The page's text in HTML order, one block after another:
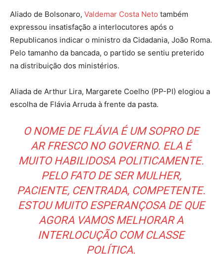
Aliado de Bolsonaro, Valdemar Costa Neto também
expressou insatisfação a interlocutores após o
Republicanos indicar o ministro da Cidadania, João Roma.
Pelo tamanho da bancada, o partido se sentiu preterido
na distribuição dos ministérios.
Aliada de Arthur Lira, Margarete Coelho (PP-PI) elogiou a
escolha de Flávia Arruda à frente da pasta.
O NOME DE FLÁVIA É UM SOPRO DE
AR FRESCO NO GOVERNO. ELA É
MUITO HABILIDOSA POLITICAMENTE.
PELO FATO DE SER MULHER,
PACIENTE, CENTRADA, COMPETENTE.
ESTOU MUITO ESPERANÇOSA DE QUE
AGORA VAMOS MELHORAR A
INTERLOCUÇÃO COM CLASSE
POLÍTICA.